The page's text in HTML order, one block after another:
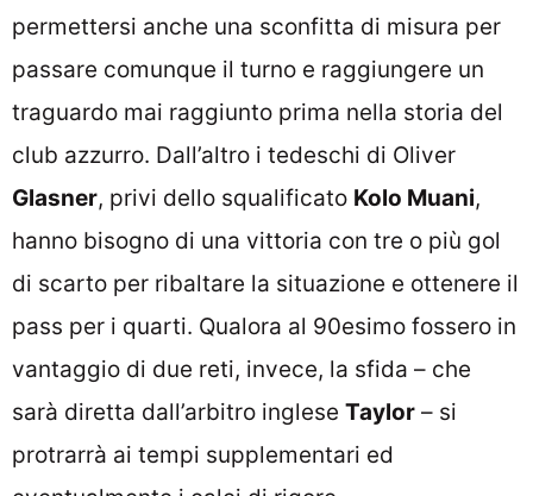
permettersi anche una sconfitta di misura per
passare comunque il turno e raggiungere un
traguardo mai raggiunto prima nella storia del
club azzurro. Dall’altro i tedeschi di Oliver
Glasner, privi dello squalificato Kolo Muani,
hanno bisogno di una vittoria con tre o più gol
di scarto per ribaltare la situazione e ottenere il
pass per i quarti. Qualora al 90esimo fossero in
vantaggio di due reti, invece, la sfida – che
sarà diretta dall’arbitro inglese Taylor – si
protrarrà ai tempi supplementari ed